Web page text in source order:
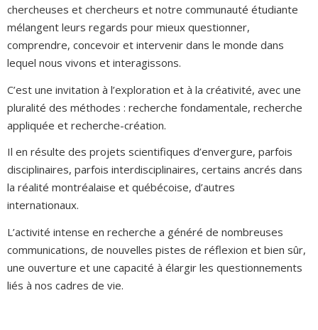
chercheuses et chercheurs et notre communauté étudiante
mélangent leurs regards pour mieux questionner,
comprendre, concevoir et intervenir dans le monde dans
lequel nous vivons et interagissons.
C’est une invitation à l’exploration et à la créativité, avec une
pluralité des méthodes : recherche fondamentale, recherche
appliquée et recherche-création.
Il en résulte des projets scientifiques d’envergure, parfois
disciplinaires, parfois interdisciplinaires, certains ancrés dans
la réalité montréalaise et québécoise, d’autres
internationaux.
L’activité intense en recherche a généré de nombreuses
communications, de nouvelles pistes de réflexion et bien sûr,
une ouverture et une capacité à élargir les questionnements
liés à nos cadres de vie.